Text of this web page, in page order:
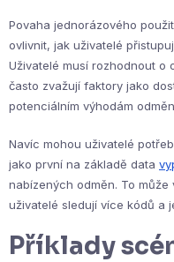
Povaha jednorázového
ovlivnit, jak uživatelé
Uživatelé musí rozhodnout o
často zvažují faktory jako
potenciálním výhodám
Navíc mohou uživatelé
jako první na základě data
nabízených odměn. To
uživatelé sledují více kódů a
Příklady